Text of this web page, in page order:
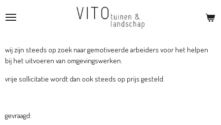
direct
hoofdinhoud
wij zijn steeds op zoek naar gemotiveerde arbeiders voor het helpen
bij het uitvoeren van omgevingswerken.
vrije sollicitatie wordt dan ook steeds op prijs gesteld.
gevraagd: